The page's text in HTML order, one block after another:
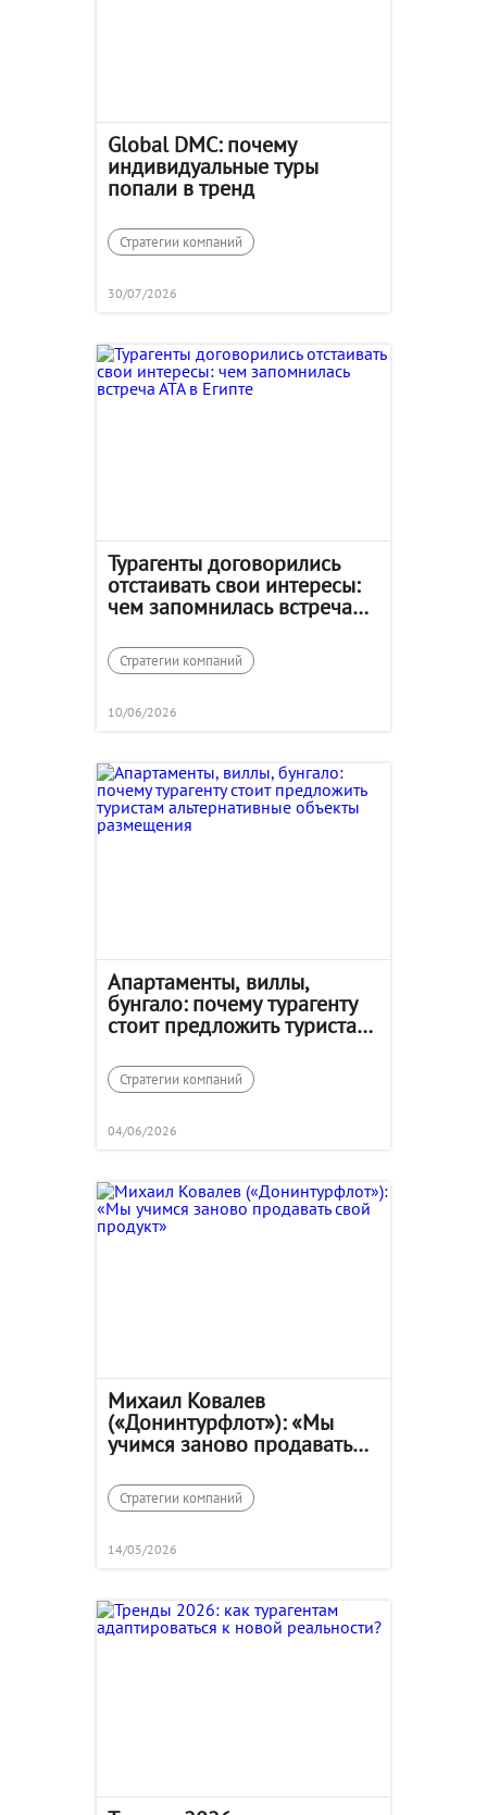
Global DMC: почему
индивидуальные туры
попали в тренд
Стратегии компаний
30/07/2026
Турагенты договорились
отстаивать свои интересы:
чем запомнилась встреча
Стратегии компаний
10/06/2026
Апартаменты, виллы,
бунгало: почему турагенту
стоит предложить туристам
размещения
Стратегии компаний
04/06/2026
Михаил Ковалев
(«Донинтурфлот»): «Мы
учимся заново продавать
Стратегии компаний
14/05/2026